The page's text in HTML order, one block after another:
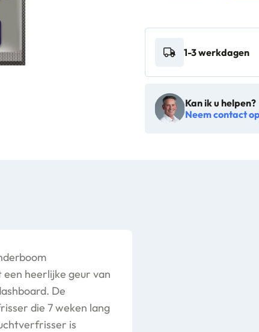
1710488
1-3 werkdagen
Kan ik u helpen?
Neem contact op
heerlijke geur van
De
die 7 weken lang
is